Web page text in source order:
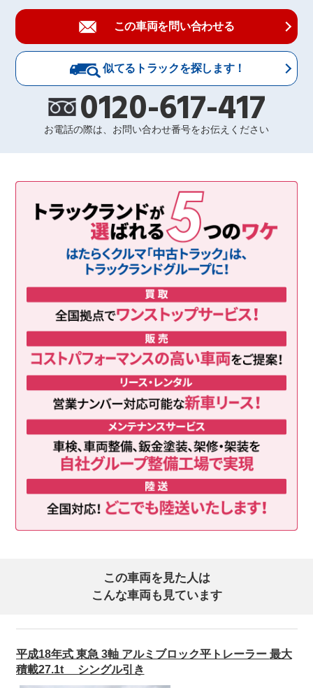
この車両を問い合わせる
似てるトラックを探します！
0120-617-417
お電話の際は、お問い合わせ番号をお伝えください
この車両を見た人は
こんな車両も見ています
平成18年式 東急 3軸 アルミブロック平トレーラー 最大
積載27.1t シングル引き